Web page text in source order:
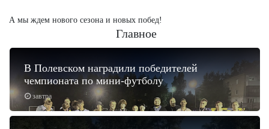
А мы ждем нового сезона и новых побед!
Главное
завтра
В Полевском наградили победителей
чемпионата по мини-футболу